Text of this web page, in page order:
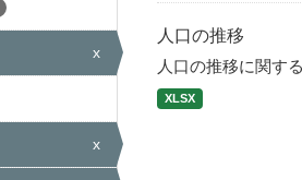
x
x
人口の推移
人口の推移に関す
XLSX